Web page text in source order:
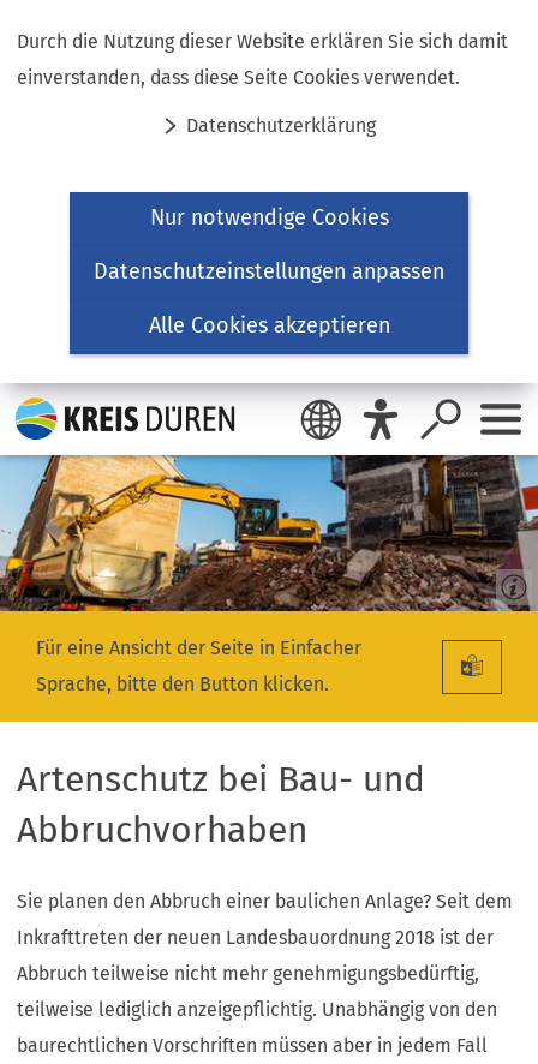
Durch die Nutzung dieser Website erklären Sie sich damit
einverstanden, dass diese Seite Cookies verwendet.
Datenschutzerklärung
Nur notwendige Cookies
Datenschutzeinstellungen anpassen
Alle Cookies akzeptieren
Inhalt anspringen
Für eine Ansicht der Seite in Einfacher
Sprache, bitte den Button klicken.
Artenschutz bei Bau- und
Abbruchvorhaben
Sie planen den Abbruch einer baulichen Anlage? Seit dem
Inkrafttreten der neuen Landesbauordnung 2018 ist der
Abbruch teilweise nicht mehr genehmigungsbedürftig,
teilweise lediglich anzeigepflichtig. Unabhängig von den
baurechtlichen Vorschriften müssen aber in jedem Fall